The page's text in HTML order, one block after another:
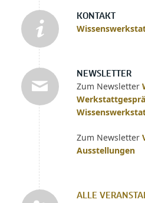
KONTAKT
NEWSLETTER
Zum Newsletter
Zum Newsletter
Ausstellungen
ALLE